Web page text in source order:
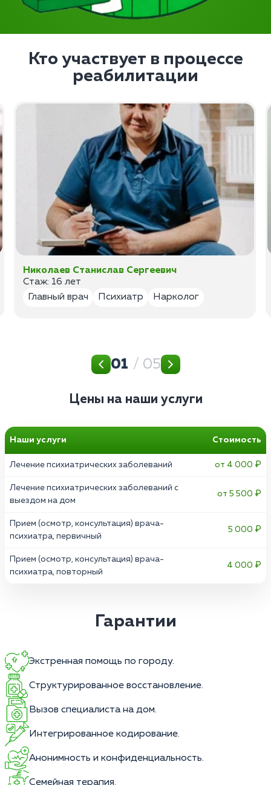
Кто участвует в процессе
реабилитации
Николаев Станислав Сергеевич
Стаж: 16 лет
Главный врач
Психиатр Нарколог
01 / 05
Цены на наши услуги
Наши услуги Стоимость
Лечение психиатрических заболеваний от 4 000 ₽
Лечение психиатрических заболеваний с
выездом на дом
от 5 500 ₽
Прием (осмотр, консультация) врача-
психиатра, первичный
5 000 ₽
Прием (осмотр, консультация) врача-
психиатра, повторный
4 000 ₽
Гарантии
Экстренная помощь по городу.
Структурированное восстановление.
Вызов специалиста на дом.
Интегрированное кодирование.
Анонимность и конфиденциальность.
Семейная терапия.